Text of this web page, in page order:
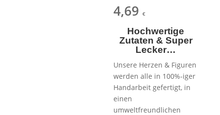
4,69€
Hochwertige
Zutaten & Super
Lecker…
Unsere Herzen & Figuren
werden alle in 100%-iger
Handarbeit gefertigt, in
einen
umweltfreundlichen